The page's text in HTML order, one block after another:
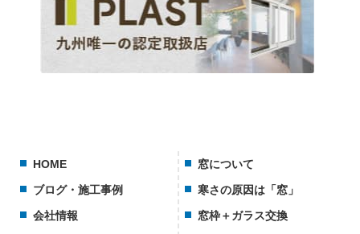
HOME
ブログ・施工事例
会社情報
窓について
寒さの原因は「窓」
窓枠＋ガラス交換